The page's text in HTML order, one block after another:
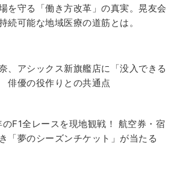
を守る「働き方改革」の真実。晃友会
続可能な地域医療の道筋とは。
、アシックス新旗艦店に「没入できる
優の役作りとの共通点
F1全レースを現地観戦！ 航空券・宿
「夢のシーズンチケット」が当たる